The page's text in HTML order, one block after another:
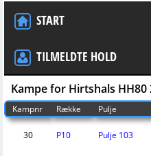
START
TILMELDTE HOLD
Kampe for Hirtshals HH80
Kampnr Række Pulje
30 P10 Pulje 103